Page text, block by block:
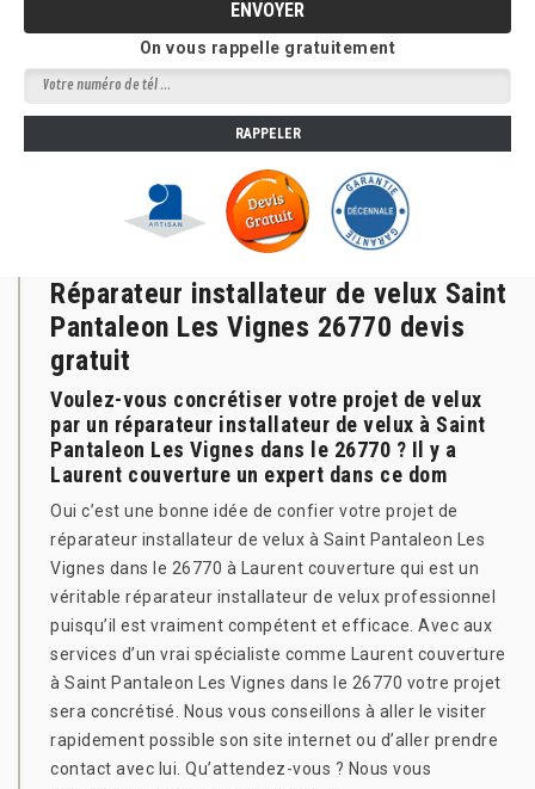
On vous rappelle gratuitement
Réparateur installateur de velux Saint
Pantaleon Les Vignes 26770 devis
gratuit
Voulez-vous concrétiser votre projet de velux
par un réparateur installateur de velux à Saint
Pantaleon Les Vignes dans le 26770 ? Il y a
Laurent couverture un expert dans ce dom
Oui c’est une bonne idée de confier votre projet de
réparateur installateur de velux à Saint Pantaleon Les
Vignes dans le 26770 à Laurent couverture qui est un
véritable réparateur installateur de velux professionnel
puisqu’il est vraiment compétent et efficace. Avec aux
services d’un vrai spécialiste comme Laurent couverture
à Saint Pantaleon Les Vignes dans le 26770 votre projet
sera concrétisé. Nous vous conseillons à aller le visiter
rapidement possible son site internet ou d’aller prendre
contact avec lui. Qu’attendez-vous ? Nous vous